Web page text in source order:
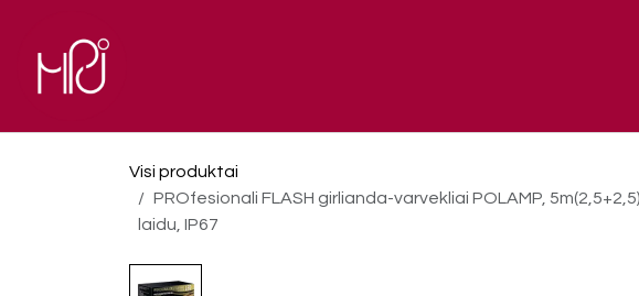
Visi produktai
PROfesionali FLASH girlianda-varvekliai POLAMP,
laidu, IP67